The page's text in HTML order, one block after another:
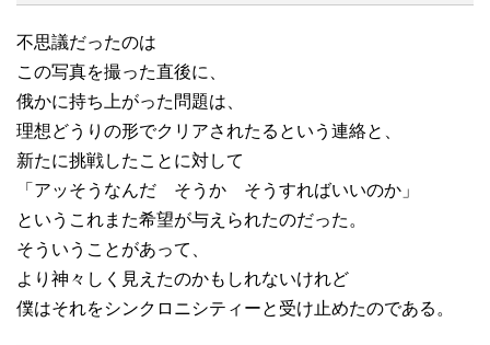
不思議だったのは
この写真を撮った直後に、
俄かに持ち上がった問題は、
理想どうりの形でクリアされたるという連絡と、
新たに挑戦したことに対して
「アッそうなんだ そうか そうすればいいのか」
というこれまた希望が与えられたのだった。
そういうことがあって、
より神々しく見えたのかもしれないけれど
僕はそれをシンクロニシティーと受け止めたのである。